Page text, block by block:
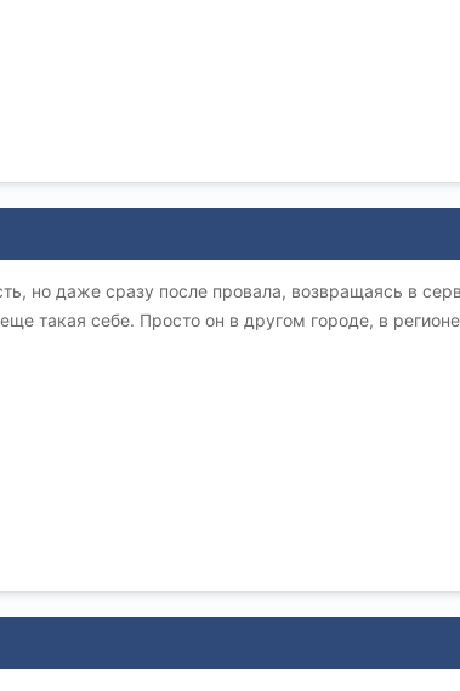
но даже сразу после провала, возвращаясь в
такая себе. Просто он в другом городе, в